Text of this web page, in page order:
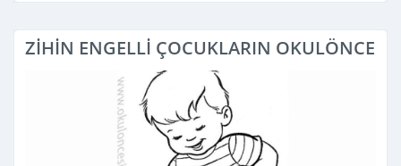
ZİHİN ENGELLİ ÇOCUKLARIN